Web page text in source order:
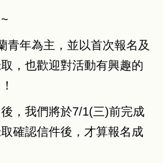
年為主，並以首次報名及
，也歡迎對活動有興趣的
，我們將於7/1(三)前完成
確認信件後，才算報名成